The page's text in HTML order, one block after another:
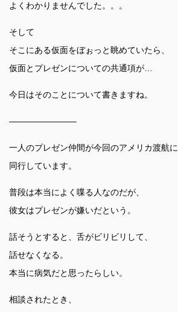
よくわかりませんでした。。。
そして
そこにある仮面をぼぉっと眺めていたら、
仮面とプレゼンについての共通項が…
今日はそのことについて書きますね。
————————
一人のプレゼン仲間が今回のアメリカ渡航に
同行しています。
普段は本当によく喋る人なのだが、
彼女はプレゼンが嫌いだという。
話そうとすると、舌がビリビリして、
話せなくなる。
本当に病気だと思ったらしい。
相談されたとき、